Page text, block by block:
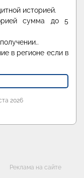
историей.
сумма до 5
в регионе если в
2026
Реклама на сайте